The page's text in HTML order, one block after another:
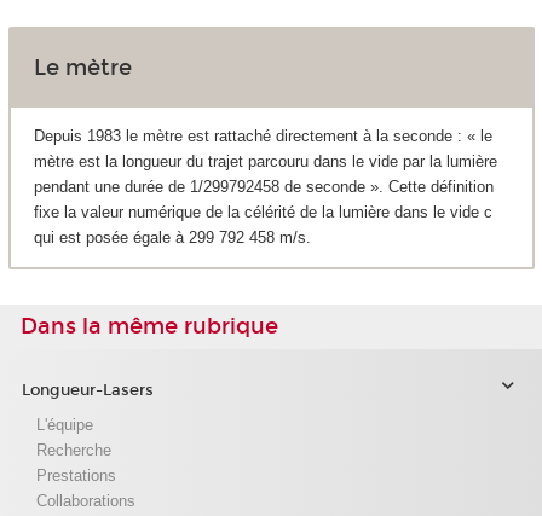
Le mètre
Depuis 1983 le mètre est rattaché directement à la seconde : « le
mètre est la longueur du trajet parcouru dans le vide par la lumière
pendant une durée de 1/299792458 de seconde ». Cette définition
fixe la valeur numérique de la célérité de la lumière dans le vide c
qui est posée égale à 299 792 458 m/s.
Dans la même rubrique
Longueur-Lasers
L'équipe
Recherche
Prestations
Collaborations